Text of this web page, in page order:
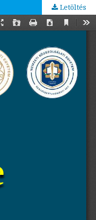
Letöltés